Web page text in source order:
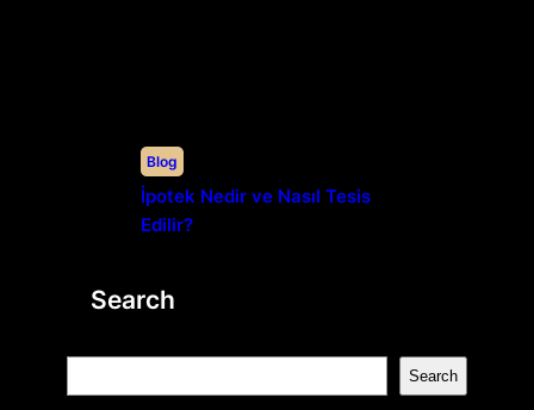
Blog
İpotek Nedir ve Nasıl Tesis
Edilir?
Search
e
Search